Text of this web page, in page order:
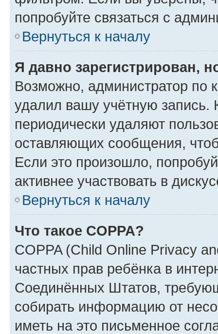
попробуйте связаться с
Вернуться к началу
Я давно зарегистрирован,
Возможно, администратор по
удалил вашу учётную запись.
периодически удаляют
оставляющих сообщения,
Если это произошло,
активнее участвовать в
Вернуться к началу
Что такое COPPA?
COPPA (Child Online Privacy
частных прав ребёнка в
Соединённых Штатов,
собирать информацию от
иметь на это письменное